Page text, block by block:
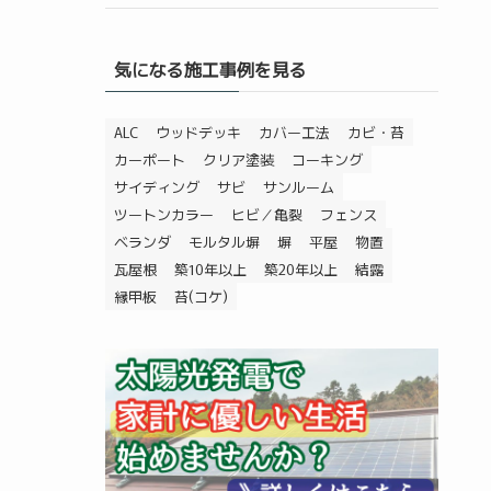
気になる施工事例を見る
ALC ウッドデッキ カバー工法
カビ・苔
カーポート
クリア塗装
コーキング
サイディング
サビ
サンルーム
ツートンカラー
ヒビ／亀裂
フェンス
ベランダ
モルタル塀 塀 平屋
物置
瓦屋根
築10年以上 築20年以上
結露
縁甲板
苔(コケ)